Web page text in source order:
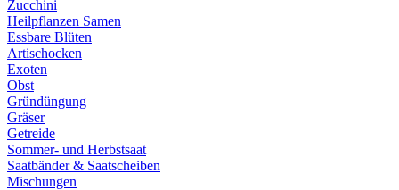
Zucchini
Heilpflanzen Samen
Essbare Blüten
Artischocken
Exoten
Obst
Gründüngung
Gräser
Getreide
Sommer- und Herbstsaat
Saatbänder & Saatscheiben
Mischungen